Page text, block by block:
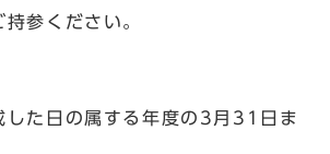
参ください。
した日の属する年度の3月31日ま